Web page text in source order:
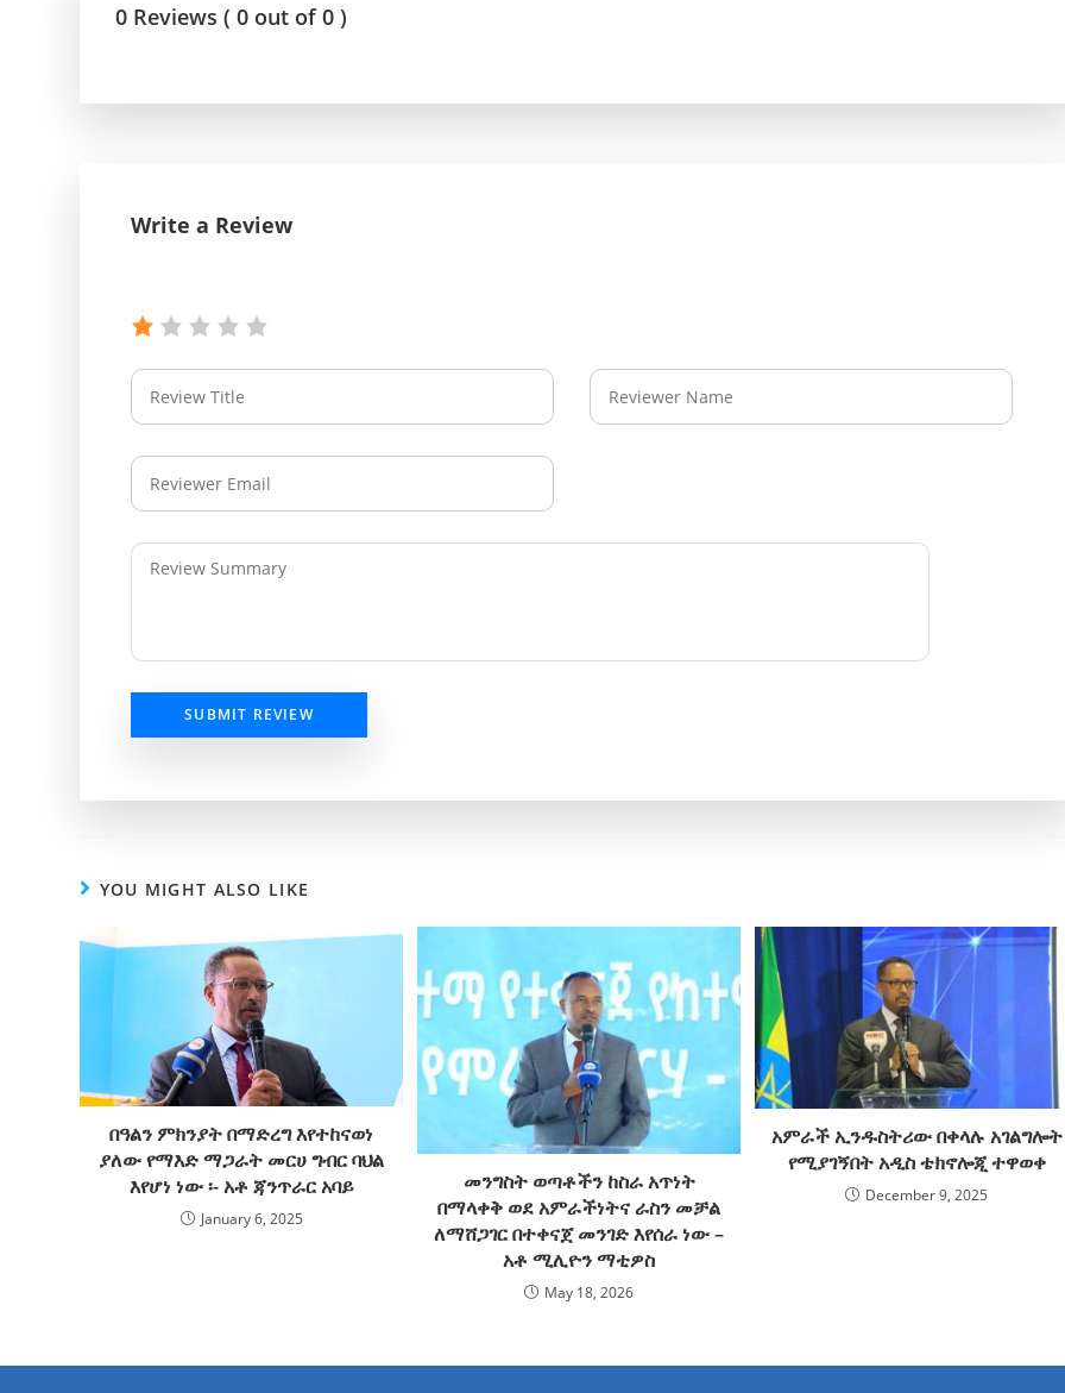
0 Reviews ( 0 out of 0 )
Write a Review
SUBMIT REVIEW
YOU MIGHT ALSO LIKE
በዓልን ምክንያት በማድረግ እየተከናወነ
ያለው የማእድ ማጋራት መርሀ ግብር ባህል
እየሆነ ነው ፡- አቶ ጃንጥራር አባይ
January 6, 2025
መንግስት ወጣቶችን ከስራ አጥነት
በማላቀቅ ወደ አምራችነትና ራስን መቻል
ለማሸጋገር በተቀናጀ መንገድ እየሰራ ነው –
አቶ ሚሊዮን ማቲዎስ
May 18, 2026
አምራች ኢንዱስትሪው በቀላሉ አገልግሎት
የሚያገኝበት አዲስ ቴክኖሎጂ ተዋወቀ
December 9, 2025